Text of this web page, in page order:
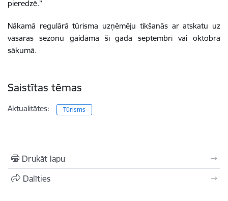
pieredzē.”
Nākamā regulārā tūrisma uzņēmēju tikšanās ar atskatu uz
vasaras sezonu gaidāma šī gada septembrī vai oktobra
sākumā.
Saistītas tēmas
Aktualitātes: Tūrisms
Drukāt lapu
Dalīties